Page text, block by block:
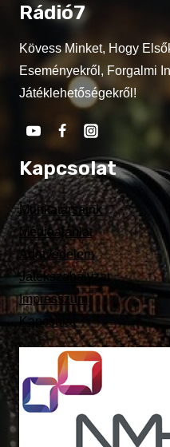
Rádió7
Kövess Minket, Hogy
Eseményekről, Forgalmi
Játéklehetőségekről!
Kapcsolat
Munkatársaink
Médiaajánlat
Adatvédelem
Játékszabályzat
Impresszum
Kapcsolat